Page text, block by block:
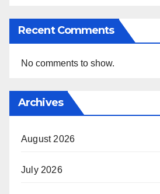
Recent Comments
No comments to show.
Archives
August 2026
July 2026